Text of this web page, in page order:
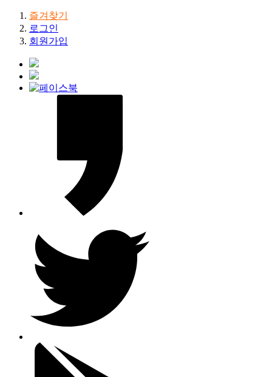
즐겨찾기
로그인
회원가입